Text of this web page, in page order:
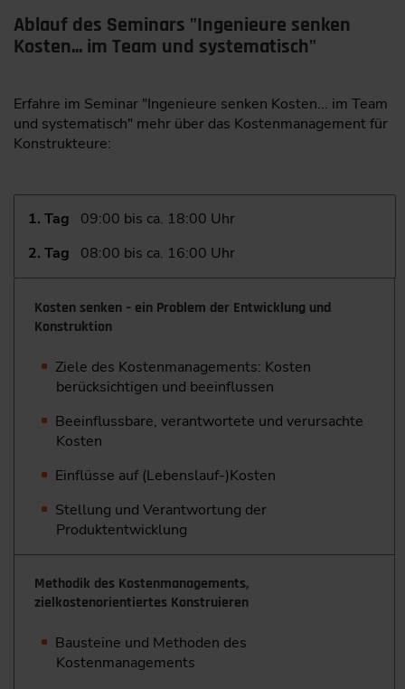
Ablauf des Seminars "Ingenieure senken
Kosten... im Team und systematisch"
Erfahre im Seminar "Ingenieure senken Kosten... im Team
und systematisch" mehr über das Kostenmanagement für
Konstrukteure:
1. Tag
09:00 bis ca. 18:00 Uhr
2. Tag
08:00 bis ca. 16:00 Uhr
Kosten senken – ein Problem der Entwicklung und
Konstruktion
Ziele des Kostenmanagements: Kosten
berücksichtigen und beeinflussen
Beeinflussbare, verantwortete und verursachte
Kosten
Einflüsse auf (Lebenslauf-)Kosten
Stellung und Verantwortung der
Produktentwicklung
Methodik des Kostenmanagements,
zielkostenorientiertes Konstruieren
Bausteine und Methoden des
Kostenmanagements